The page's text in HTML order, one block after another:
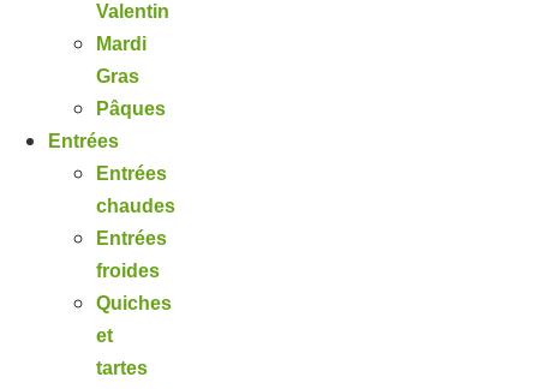
Valentin
Mardi
Gras
Pâques
Entrées
Entrées
chaudes
Entrées
froides
Quiches
et
tartes